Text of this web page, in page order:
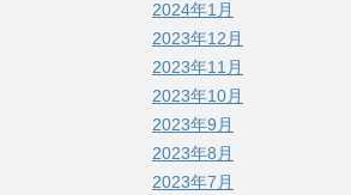
2024年1月
2023年12月
2023年11月
2023年10月
2023年9月
2023年8月
2023年7月